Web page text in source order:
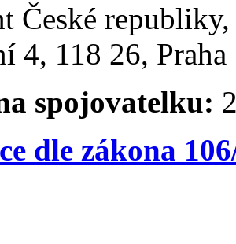
České
4, 118 26,
spojovatelku:
dle zákona